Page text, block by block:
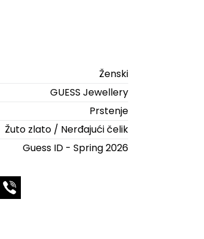
Ženski
GUESS Jewellery
Prstenje
Žuto zlato / Nerđajući čelik
Guess ID - Spring 2026
Pinterest